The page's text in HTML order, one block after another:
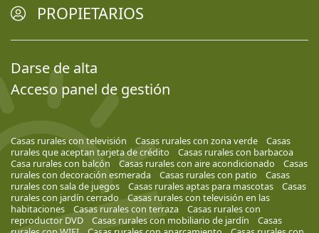
PROPIETARIOS
Darse de alta
Acceso panel de gestión
Casas rurales con televisión Casas rurales con zona verde
Casas
rurales que aceptan tarjeta de crédito
Casas rurales con barbacoa
Casa rurales con balcón
Casas rurales con aire acondicionado
Casas
rurales con decoración esmerada
Casas rurales con patio
Casas
rurales con sala de juegos
Casas rurales aptas para mascotas
Casas
rurales con jardín cerrado
Casas rurales con televisión en las
habitaciones
Casas rurales con terraza
Casas rurales con
reproductor DVD
Casas rurales con mobiliario de jardín
Casas